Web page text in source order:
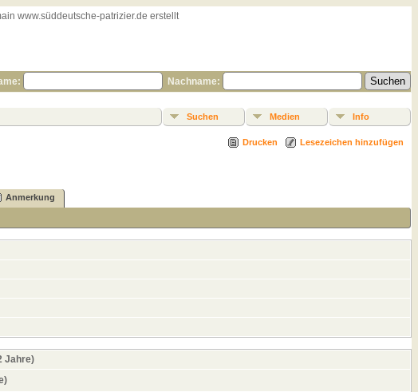
www.süddeutsche-patrizier.de erstellt
Nachname:
Suchen Medien Info
Drucken Lesezeichen hinzufügen
Anmerkung
Jahre)